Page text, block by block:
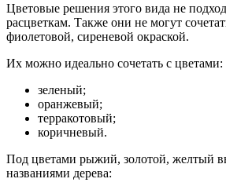
Цветовые решения этого вида не
расцветкам. Также они не могут
фиолетовой, сиреневой окраской.
Их можно идеально сочетать с цветами:
зеленый;
оранжевый;
терракотовый;
коричневый.
Под цветами рыжий, золотой, желтый
названиями дерева: